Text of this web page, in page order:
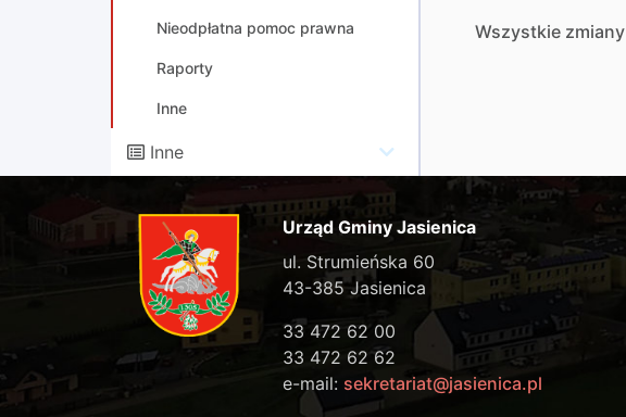
Nieodpłatna pomoc prawna
Raporty
Inne
Inne
Wszystkie zmiany
Urząd Gminy Jasienica
ul. Strumieńska 60
43-385 Jasienica
33 472 62 00
33 472 62 62
e-mail: sekretariat@jasienica.pl